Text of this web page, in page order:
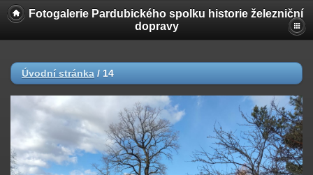
Fotogalerie Pardubického spolku historie železniční
dopravy
Úvodní stránka / 14